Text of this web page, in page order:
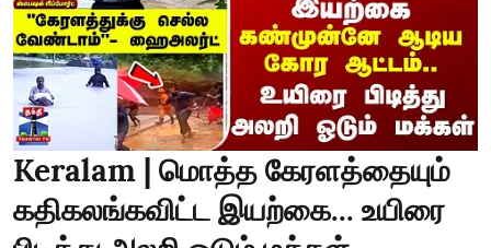
Keralam | மொத்த கேரளத்தையும்
கதிகலங்கவிட்ட இயற்கை... உயிரை